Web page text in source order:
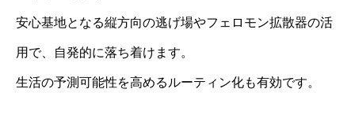
安心基地となる縦方向の逃げ場やフェロモン拡散器の活
用で、自発的に落ち着けます。
生活の予測可能性を高めるルーティン化も有効です。